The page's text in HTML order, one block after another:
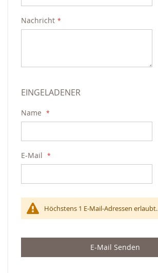
Nachricht
EINGELADENER
Name
E-Mail
Höchstens 1 E-Mail-Adressen erlaubt.
E-Mail Senden